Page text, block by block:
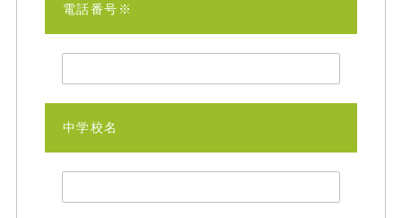
電話番号※
中学校名